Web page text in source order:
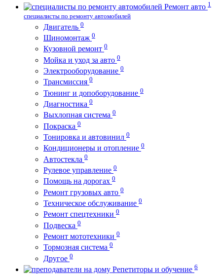
Ремонт авто 1
специалисты по ремонту автомобилей
Двигатель 0
Шиномонтаж 0
Кузовной ремонт 0
Мойка и уход за авто 0
Электрооборудование 0
Трансмиссия 0
Тюнинг и допоборудование 0
Диагностика 0
Выхлопная система 0
Покраска 0
Тонировка и автовинил 0
Кондиционеры и отопление 0
Автостекла 0
Рулевое управление 0
Помощь на дорогах 0
Ремонт грузовых авто 0
Техническое обслуживание 0
Ремонт спецтехники 0
Подвеска 0
Ремонт мототехники 0
Тормозная система 0
Другое 0
Репетиторы и обучение 6